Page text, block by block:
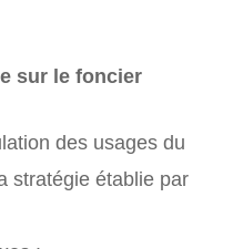
sur le foncier
des usages du
stratégie établie par